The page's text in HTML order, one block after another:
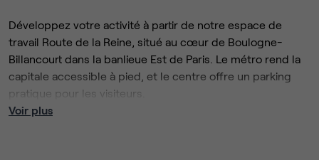
Développez votre activité à partir de notre espace de
travail Route de la Reine, situé au cœur de Boulogne-
Billancourt dans la banlieue Est de Paris. Le métro rend la
capitale accessible à pied, et le centre offre un parking
pratique pour les visiteurs.
Voir plus